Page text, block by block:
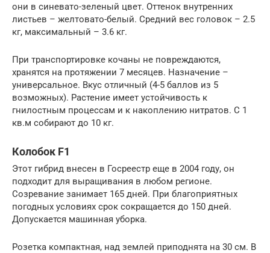
они в синевато-зеленый цвет. Оттенок внутренних
листьев – желтовато-белый. Средний вес головок – 2.5
кг, максимальный – 3.6 кг.
При транспортировке кочаны не повреждаются,
хранятся на протяжении 7 месяцев. Назначение –
универсальное. Вкус отличный (4-5 баллов из 5
возможных). Растение имеет устойчивость к
гнилостным процессам и к накоплению нитратов. С 1
кв.м собирают до 10 кг.
Колобок F1
Этот гибрид внесен в Госреестр еще в 2004 году, он
подходит для выращивания в любом регионе.
Созревание занимает 165 дней. При благоприятных
погодных условиях срок сокращается до 150 дней.
Допускается машинная уборка.
Розетка компактная, над землей приподнята на 30 см. В